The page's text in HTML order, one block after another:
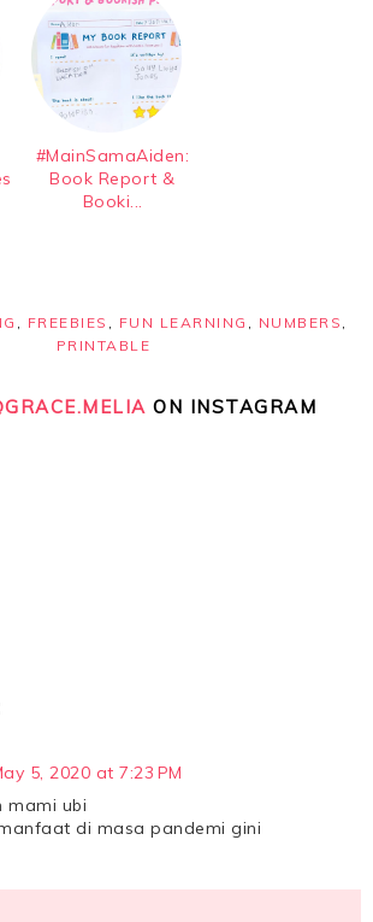
#MainSamaAiden:
Book Report &
Booki...
FREEBIES FUN LEARNING NUMBERS
PRINTABLE
ON INSTAGRAM
5, 2020 at 7:23 PM
mami ubi
di masa pandemi gini